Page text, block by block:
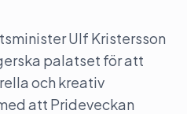
Ulf Kristersson
palatset för att
och kreativ
att Prideveckan